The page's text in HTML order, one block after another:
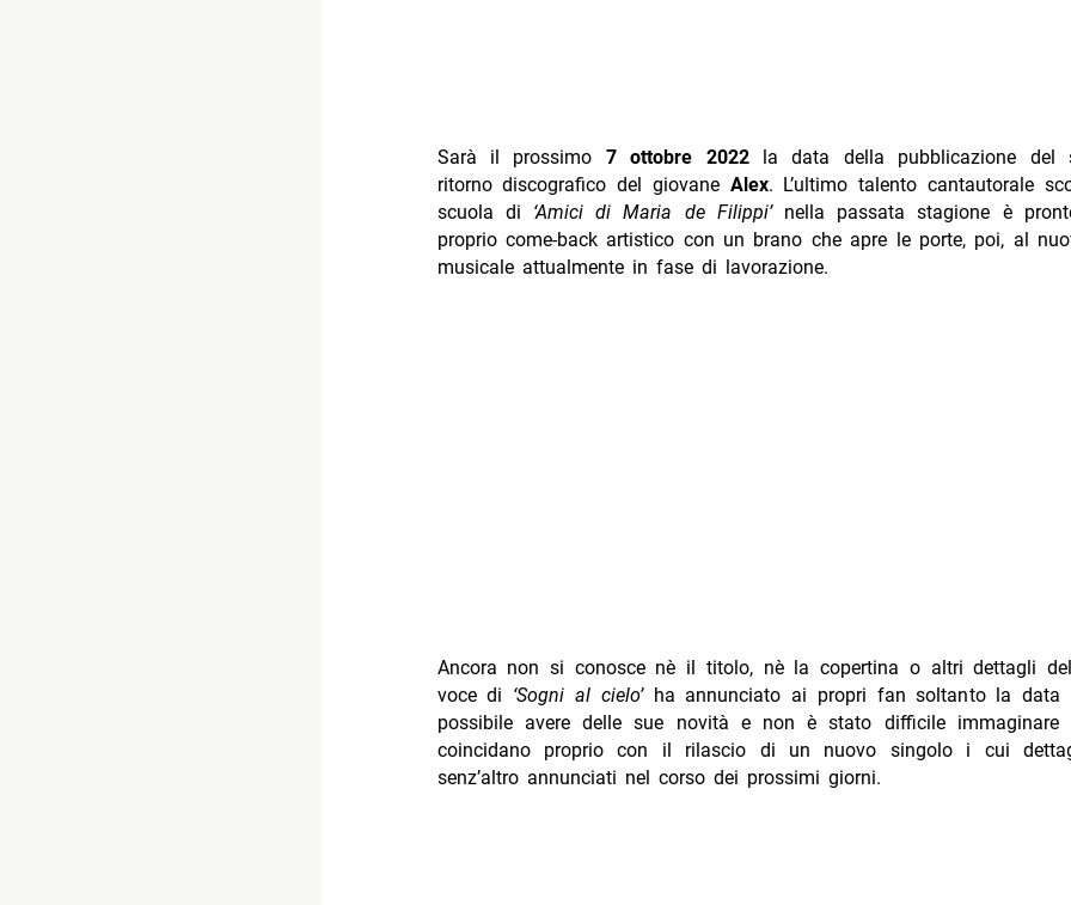
Sarà il prossimo 7 ottobre 2022
la data della pubblicazione del
ritorno discografico del giovane Alex. L’ultimo talento cantautorale
scuola di ‘Amici di Maria de Filippi’ nella passata stagione è
proprio come-back artistico con un brano che apre le porte, poi, al
musicale attualmente in fase di lavorazione.
Ancora non si conosce nè il titolo, nè la copertina o altri dettagli
voce di ‘Sogni al cielo’ ha annunciato ai propri fan soltanto la data
possibile avere delle sue novità e non è stato difficile immaginare
coincidano proprio con il rilascio di un nuovo singolo i cui
senz’altro annunciati nel corso dei prossimi giorni.